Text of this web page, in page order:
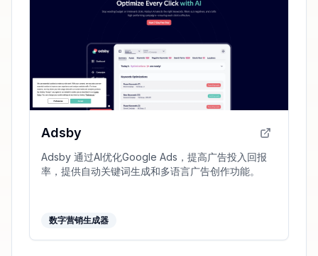
Adsby
Adsby 通过AI优化Google Ads，提高广告投入回报
率，提供自动关键词生成和多语言广告创作功能。
数字营销生成器